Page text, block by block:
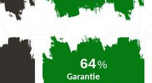
78%
Garantie